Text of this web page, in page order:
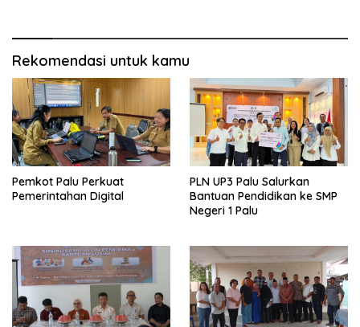
Rekomendasi untuk kamu
Pemkot Palu Perkuat
Pemerintahan Digital
PLN UP3 Palu Salurkan
Bantuan Pendidikan ke SMP
Negeri 1 Palu